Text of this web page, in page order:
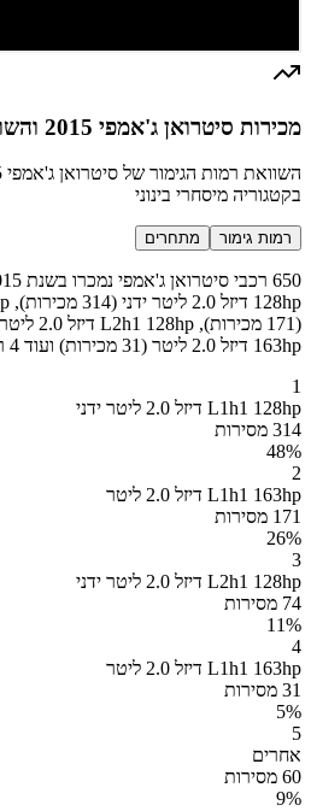
מכירות סיטרואן ג'אמפי 2015 והשוואה למתחרים
בקטגוריה מיסחרי בינוני
רמות גימור מתחרים
163hp דיזל 2.0 ליטר (31 מכירות) ועוד 4 רמות גימור נוספות.
1
L1h1 128hp דיזל 2.0 ליטר ידני
314 מסירות
48%
2
L1h1 163hp דיזל 2.0 ליטר
171 מסירות
26%
3
L2h1 128hp דיזל 2.0 ליטר ידני
74 מסירות
11%
4
L1h1 163hp דיזל 2.0 ליטר
31 מסירות
5%
5
אחרים
60 מסירות
9%